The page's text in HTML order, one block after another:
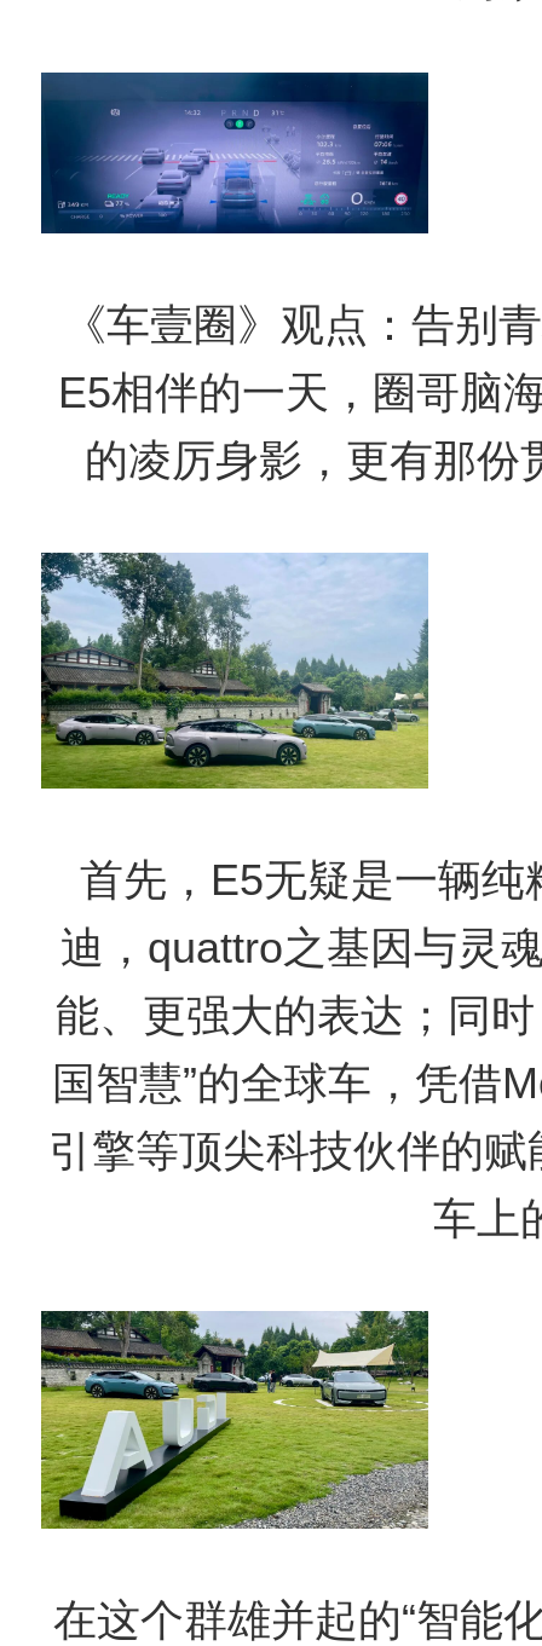
《车壹圈》 观点： 告别
E5相伴的一天，圈哥脑
的凌厉身影，更有那份
首先，E5无疑是一辆
迪，quattro之基因与灵
能、更强大的表达；同
国智慧”的全球车，凭借
引擎等顶尖科技伙伴的赋
车上
在这个群雄并起的“智能